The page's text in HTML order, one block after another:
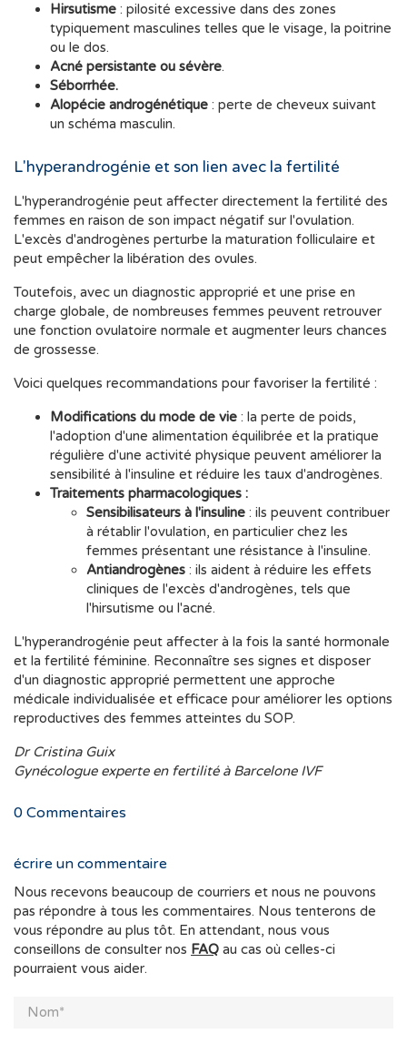
Hirsutisme : pilosité excessive dans des zones
typiquement masculines telles que le visage, la poitrine
ou le dos.
Acné persistante ou sévère.
Séborrhée.
Alopécie androgénétique : perte de cheveux suivant
un schéma masculin.
L'hyperandrogénie et son lien avec la fertilité
L'hyperandrogénie peut affecter directement la fertilité des
femmes en raison de son impact négatif sur l'ovulation.
L'excès d'androgènes perturbe la maturation folliculaire et
peut empêcher la libération des ovules.
Toutefois, avec un diagnostic approprié et une prise en
charge globale, de nombreuses femmes peuvent retrouver
une fonction ovulatoire normale et augmenter leurs chances
de grossesse.
Voici quelques recommandations pour favoriser la fertilité :
Modifications du mode de vie : la perte de poids,
l'adoption d'une alimentation équilibrée et la pratique
régulière d'une activité physique peuvent améliorer la
sensibilité à l'insuline et réduire les taux d'androgènes.
Traitements pharmacologiques :
Sensibilisateurs à l'insuline : ils peuvent contribuer
à rétablir l'ovulation, en particulier chez les
femmes présentant une résistance à l'insuline.
Antiandrogènes : ils aident à réduire les effets
cliniques de l'excès d'androgènes, tels que
l'hirsutisme ou l'acné.
L'hyperandrogénie peut affecter à la fois la santé hormonale
et la fertilité féminine. Reconnaître ses signes et disposer
d'un diagnostic approprié permettent une approche
médicale individualisée et efficace pour améliorer les options
reproductives des femmes atteintes du SOP.
Dr Cristina Guix
Gynécologue experte en fertilité à Barcelone IVF
0 Commentaires
écrire un commentaire
Nous recevons beaucoup de courriers et nous ne pouvons
pas répondre à tous les commentaires. Nous tenterons de
vous répondre au plus tôt. En attendant, nous vous
conseillons de consulter nos FAQ au cas où celles-ci
pourraient vous aider.